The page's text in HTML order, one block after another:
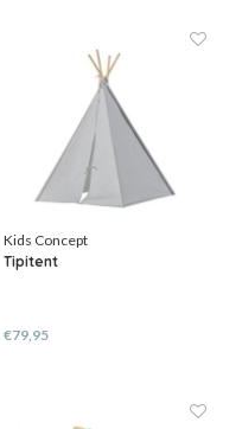
Kids Concept
Tipitent
€79,95